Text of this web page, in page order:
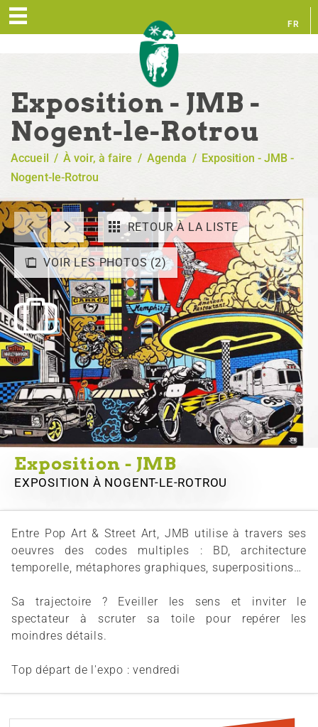
FR
Exposition - JMB -
Nogent-le-Rotrou
Accueil / À voir, à faire / Agenda / Exposition - JMB -
Nogent-le-Rotrou
RETOUR À LA LISTE
VOIR LES PHOTOS (2)
Exposition - JMB
EXPOSITION À NOGENT-LE-ROTROU
Entre Pop Art & Street Art, JMB utilise à travers ses
oeuvres des codes multiples : BD, architecture
temporelle, métaphores graphiques, superpositions…
Sa trajectoire ? Eveiller les sens et inviter le
spectateur à scruter sa toile pour repérer les
moindres détails.
Top départ de l'expo : vendredi